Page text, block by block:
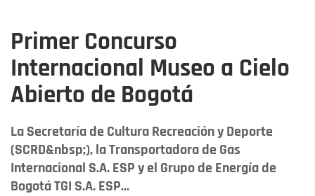
Primer Concurso
Internacional Museo a Cielo
Abierto de Bogotá
La Secretaría de Cultura Recreación y Deporte
(SCRD&nbsp;), la Transportadora de Gas
Internacional S.A. ESP y el Grupo de Energía de
Bogotá TGI S.A. ESP...